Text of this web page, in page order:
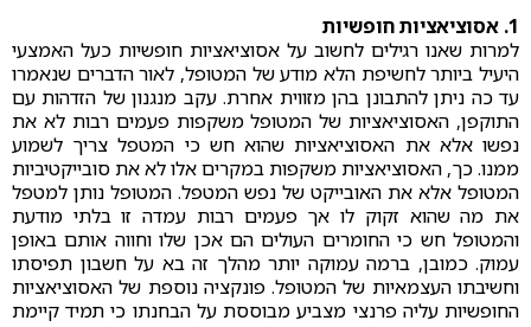
1. אסוציאציות חופשיות
למרות שאנו רגילים לחשוב על אסוציאציות חופשיות כעל האמצעי
היעיל ביותר לחשיפת הלא מודע של המטופל, לאור הדברים שנאמרו
עד כה ניתן להתבונן בהן מזווית אחרת. עקב מנגנון של הזדהות עם
התוקפן, האסוציאציות של המטופל משקפות פעמים רבות לא את
נפשו אלא את האסוציאציות שהוא חש כי המטפל צריך לשמוע
ממנו. כך, האסוציאציות משקפות במקרים אלו לא את סובייקטיביות
המטופל אלא את האובייקט של נפש המטפל. המטופל נותן למטפל
את מה שהוא זקוק לו אך פעמים רבות עמדה זו בלתי מודעת
והמטופל חש כי החומרים העולים הם אכן שלו וחווה אותם באופן
עמוק. כמובן, ברמה עמוקה יותר מהלך זה בא על חשבון תפיסתו
וחשיבתו העצמאיות של המטופל. פונקציה נוספת של האסוציאציות
החופשיות עליה פרנצי מצביע מבוססת על הבחנתו כי תמיד קיימת